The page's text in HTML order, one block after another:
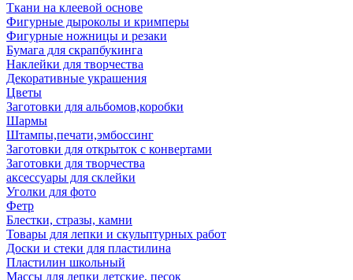
Ткани на клеевой основе
Фигурные дыроколы и кримперы
Фигурные ножницы и резаки
Бумага для скрапбукинга
Наклейки для творчества
Декоративные украшения
Цветы
Заготовки для альбомов,коробки
Шармы
Штампы,печати,эмбоссинг
Заготовки для открыток с конвертами
Заготовки для творчества
аксессуары для склейки
Уголки для фото
Фетр
Блестки, стразы, камни
Товары для лепки и скульптурных работ
Доски и стеки для пластилина
Пластилин школьный
Массы для лепки детские, песок